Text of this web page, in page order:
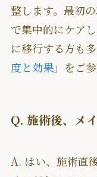
整します。最初
で集中的にケア
に移行する方も
度と効果」をご
Q. 施術後、メ
A. はい、施術直